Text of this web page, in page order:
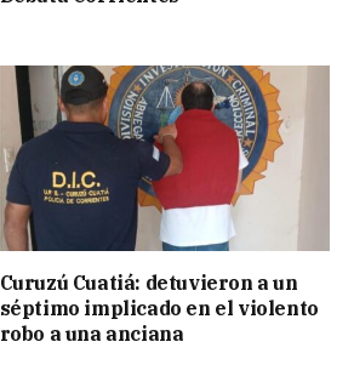
Curuzú Cuatiá: detuvieron a un
séptimo implicado en el violento
robo a una anciana